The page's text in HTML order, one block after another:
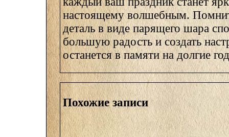
настоящему волшебным.
деталь в виде парящего шара
большую радость и создать
останется в памяти на долгие
Похожие записи